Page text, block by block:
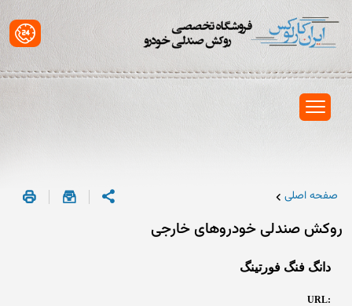
صفحه اصلی
روکش صندلی خودروهای خارجی
دانگ فنگ فورتینگ
URL: